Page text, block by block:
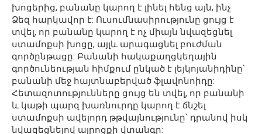
խոցերից, բանանը կարող է լինել հենց այն, ինչ
Ձեզ հարկավոր է: Ուսումնասիրությունը ցույց է
տվել, որ բանանը կարող է ոչ միայն նվազեցնել
ստամոքսի խոցը, այլև արագացնել բուժման
գործընթացը: Բանանի հակաքաղցկեղային
գործունեության հիմքում ընկած է լեյկոյանիդինը՝
բանանի մեջ հայտնաբերված ֆլավոնոիդը:
Հետազոտությունները ցույց են տվել, որ բանանի
և կաթի պարզ խառնուրդը կարող է ճնշել
ստամոքսի ավելորդ թթվայնությունը՝ դրանով իսկ
նվազեցնելով այրոցքի վտանգը: